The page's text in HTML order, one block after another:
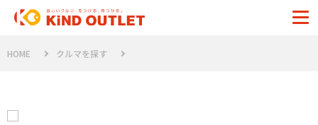
HOME クルマを探す